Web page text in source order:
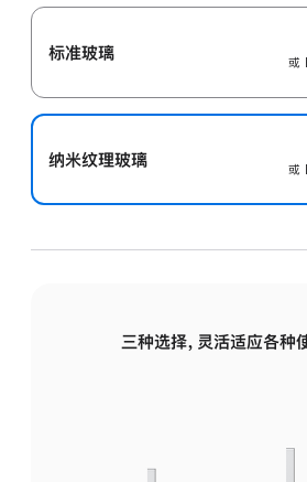
标准玻璃
或
纳米纹理玻璃
或
三种选择，灵活适应各种